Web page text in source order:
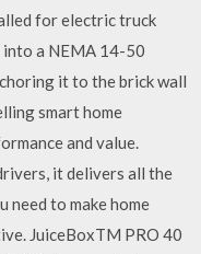
for electric truck
into a NEMA 14-50
it to the brick wall
smart home
and value.
it delivers all the
need to make home
JuiceBoxTM PRO 40